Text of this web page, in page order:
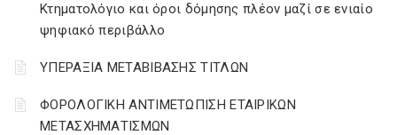
Κτηματολόγιο και όροι δόμησης πλέον μαζί σε ενιαίο
ψηφιακό περιβάλλο
ΥΠΕΡΑΞΙΑ ΜΕΤΑΒΙΒΑΣΗΣ ΤΙΤΛΩΝ
ΦΟΡΟΛΟΓΙΚΗ ΑΝΤΙΜΕΤΩΠΙΣΗ ΕΤΑΙΡΙΚΩΝ
ΜΕΤΑΣΧΗΜΑΤΙΣΜΩΝ